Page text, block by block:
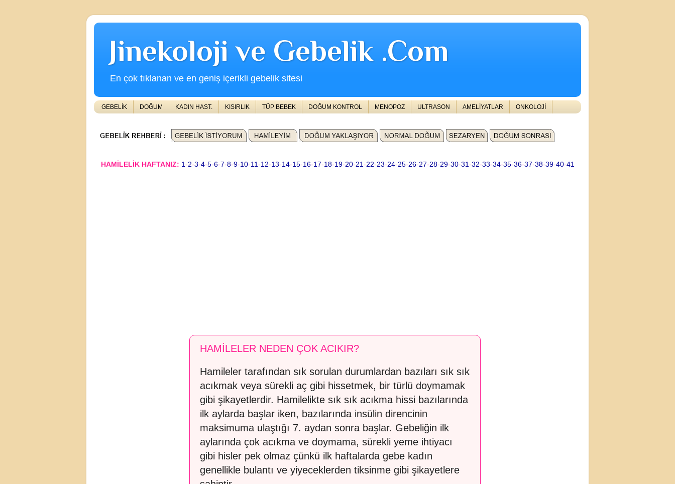
Jinekoloji ve Gebelik .Com
En çok tıklanan ve en geniş içerikli gebelik sitesi
GEBELİK DOĞUM KADIN HAST. KISIRLIK TÜP BEBEK DOĞUM KONTROL MENOPOZ ULTRASON AMELİYATLAR ONKOLOJİ
HAMİLELİK HAFTANIZ: 1 -2-3-4-5-6-7-8-9-10-11 -12-13-14-15-16-17-18-19-20-21 -22-23-24-25-26-27-28-29-30-31 -32-33-34-35-36-37-38-39-40-41
HAMİLELER NEDEN ÇOK ACIKIR?
Hamileler tarafından sık sorulan durumlardan bazıları sık sık
acıkmak veya sürekli aç gibi hissetmek, bir türlü doymamak
gibi şikayetlerdir. Hamilelikte sık sık acıkma hissi bazılarında
ilk aylarda başlar iken, bazılarında insülin direncinin
maksimuma ulaştığı 7. aydan sonra başlar. Gebeliğin ilk
aylarında çok acıkma ve doymama, sürekli yeme ihtiyacı
gibi hisler pek olmaz çünkü ilk haftalarda gebe kadın
genellikle bulantı ve yiyeceklerden tiksinme gibi şikayetlere